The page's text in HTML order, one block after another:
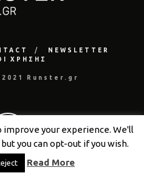
NEWSLETTER
ΧΡΗΣΗΣ
Runster.gr
improve your experience. We'll
you can opt-out if you wish.
Read More